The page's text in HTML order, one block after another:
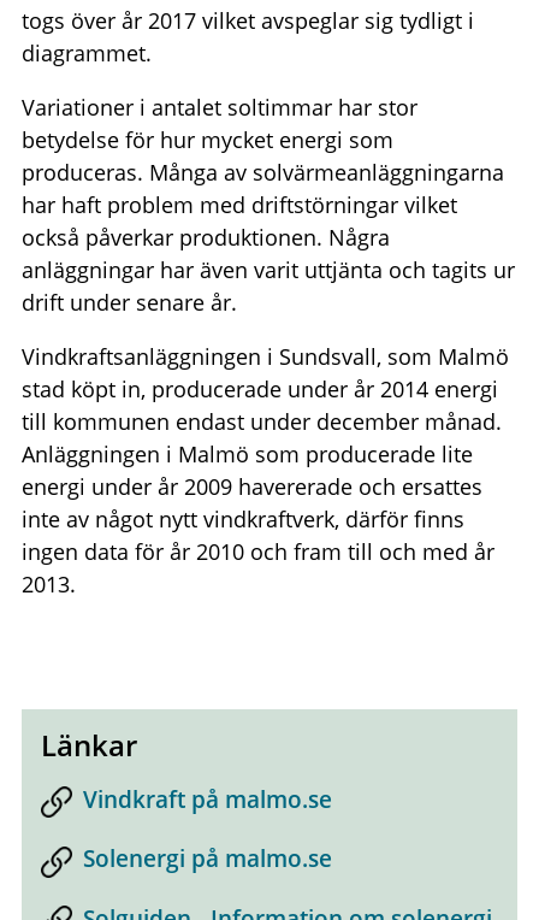
togs över år 2017 vilket avspeglar sig tydligt i
diagrammet.
Variationer i antalet soltimmar har stor
betydelse för hur mycket energi som
produceras. Många av solvärmeanläggningarna
har haft problem med driftstörningar vilket
också påverkar produktionen. Några
anläggningar har även varit uttjänta och tagits ur
drift under senare år.
Vindkraftsanläggningen i Sundsvall, som Malmö
stad köpt in, producerade under år 2014 energi
till kommunen endast under december månad.
Anläggningen i Malmö som producerade lite
energi under år 2009 havererade och ersattes
inte av något nytt vindkraftverk, därför finns
ingen data för år 2010 och fram till och med år
2013.
Länkar
Vindkraft på malmo.se
Solenergi på malmo.se